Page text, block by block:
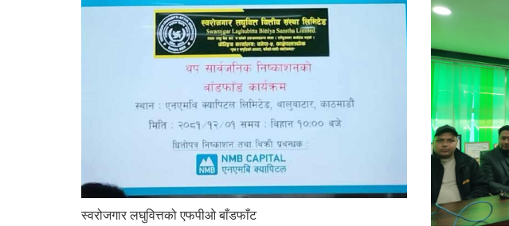
स्वरोजगार लघुवित्तको एफपीओ बाँडफाँट